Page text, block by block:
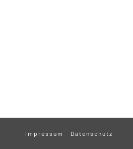
Impressum Datenschutz